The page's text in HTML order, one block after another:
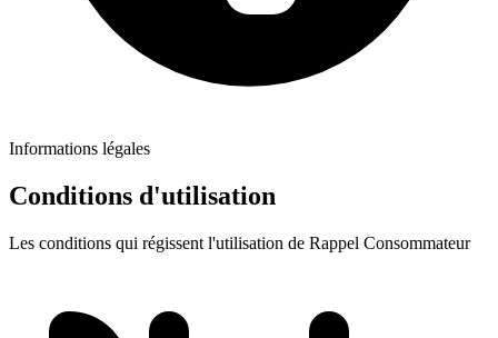
Informations légales
Conditions d'utilisation
Les conditions qui régissent l'utilisation de Rappel Consommateur